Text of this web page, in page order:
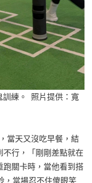
訓練。 照片提供：寬
當天又沒吃早餐，結
行，「剛剛差點就在
跑關卡時，當他看到搭
，當場忍不住傻眼笑